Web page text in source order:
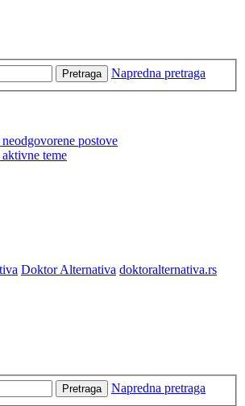
Pretraga Napredna pretraga
postove
teme
Doktor Alternativa doktoralternativa.rs
Pretraga
Napredna pretraga